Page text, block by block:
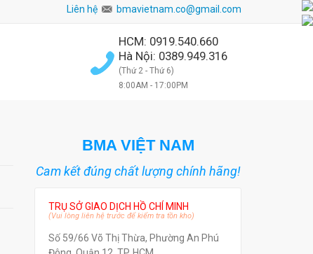
Liên hệ bmavietnam.co@gmail.com
HCM: 0919.540.660
Hà Nội: 0389.949.316
(Thứ 2 - Thứ 6)
8:00AM - 17:00PM
BMA VIỆT NAM
Cam kết đúng chất lượng chính hãng!
TRỤ SỞ GIAO DỊCH HỒ CHÍ MINH
(Vui lòng liên hệ trước để kiểm tra tồn kho)
Số 59/66 Võ Thị Thừa, Phường An Phú